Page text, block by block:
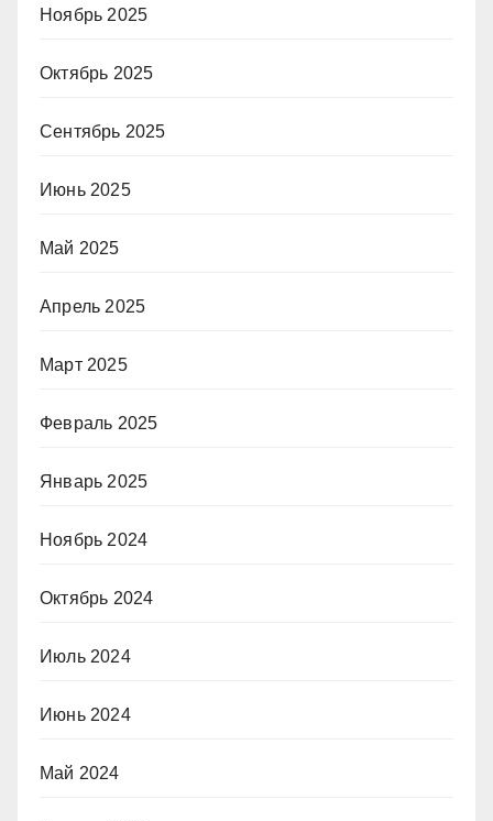
Ноябрь 2025
Октябрь 2025
Сентябрь 2025
Июнь 2025
Май 2025
Апрель 2025
Март 2025
Февраль 2025
Январь 2025
Ноябрь 2024
Октябрь 2024
Июль 2024
Июнь 2024
Май 2024